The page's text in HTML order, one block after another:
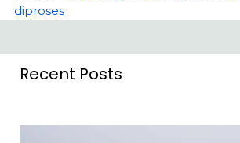
diproses
Recent Posts